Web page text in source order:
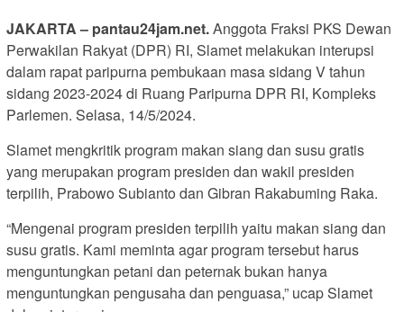
JAKARTA – pantau24jam.net.Anggota Fraksi PKS Dewan
Perwakilan Rakyat (DPR) RI, Slamet melakukan interupsi
dalam rapat paripurna pembukaan masa sidang V tahun
sidang 2023-2024 di Ruang Paripurna DPR RI, Kompleks
Parlemen. Selasa, 14/5/2024.
Slamet mengkritik program makan siang dan susu gratis
yang merupakan program presiden dan wakil presiden
terpilih, Prabowo Subianto dan Gibran Rakabuming Raka.
“Mengenai program presiden terpilih yaitu makan siang dan
susu gratis. Kami meminta agar program tersebut harus
menguntungkan petani dan peternak bukan hanya
menguntungkan pengusaha dan penguasa,” ucap Slamet